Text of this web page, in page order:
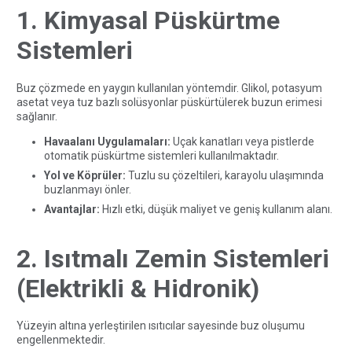
1. Kimyasal Püskürtme
Sistemleri
Buz çözmede en yaygın kullanılan yöntemdir. Glikol, potasyum
asetat veya tuz bazlı solüsyonlar püskürtülerek buzun erimesi
sağlanır.
Havaalanı Uygulamaları: Uçak kanatları veya pistlerde
otomatik püskürtme sistemleri kullanılmaktadır.
Yol ve Köprüler: Tuzlu su çözeltileri, karayolu ulaşımında
buzlanmayı önler.
Avantajlar: Hızlı etki, düşük maliyet ve geniş kullanım alanı.
2. Isıtmalı Zemin Sistemleri
(Elektrikli & Hidronik)
Yüzeyin altına yerleştirilen ısıtıcılar sayesinde buz oluşumu
engellenmektedir.